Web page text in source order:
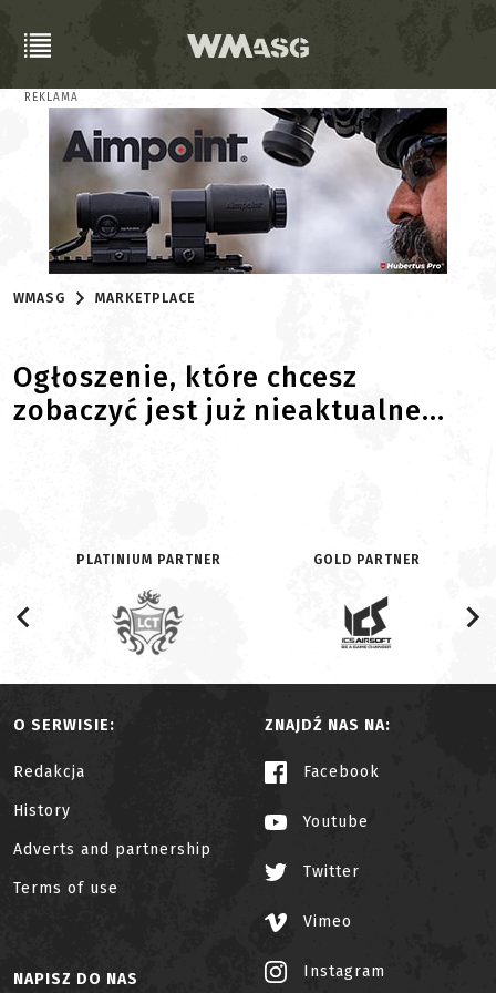
REKLAMA
WMASG MARKETPLACE
Ogłoszenie, które chcesz
zobaczyć jest już nieaktualne...
PLATINIUM PARTNER GOLD PARTNER
O SERWISIE:
Redakcja
History
Adverts and partnership
Terms of use
ZNAJDŹ NAS NA:
Facebook
Youtube
Twitter
Vimeo
Instagram
NAPISZ DO NAS